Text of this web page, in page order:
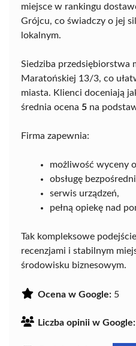
miejsce w rankingu
Grójcu, co świadczy o jej
lokalnym.
Siedziba przedsiębiorstwa
Maratońskiej 13/3, co
miasta. Klienci doceniają
średnia ocena 5 na
Firma zapewnia:
możliwość wyceny
obsługę
serwis urządzeń,
pełną opiekę nad
Tak kompleksowe
recenzjami i stabilnym
środowisku biznesowym.
Ocena w Google: 5
Liczba opinii w Google: